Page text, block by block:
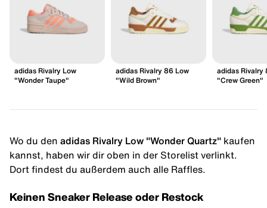
adidas Rivalry Low
"Wonder Taupe"
adidas Rivalry 86 Low
"Wild Brown"
adidas Rivalry
"Crew Green"
Wo du den adidas Rivalry Low "Wonder Quartz" kaufen
kannst, haben wir dir oben in der Storelist verlinkt.
Dort findest du außerdem auch alle Raffles.
Keinen Sneaker Release oder Restock